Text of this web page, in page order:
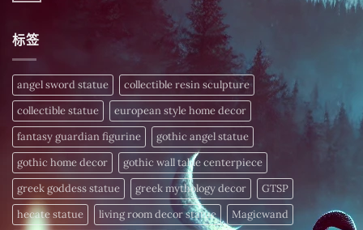
晓〉
中
频
率
疗
愈
〉
中
–
为
您
的
细
胞
注
入
活
力〉
中
标签
angel sword statue
collectible resin sculpture
collectible statue
european style home decor
fantasy guardian figurine
gothic angel statue
gothic home decor
gothic wall table centerpiece
greek goddess statue
greek mythology decor
GTSP
hecate statue
living room decor statue
Magicwand